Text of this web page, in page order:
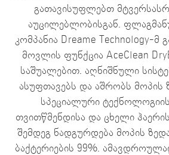
გათავისუფლებთ
აუცილებლობისგან.
კომპანია Dreame Technology-მ
მოვლის ფუნქცია AceClean
საშუალებით. აღნიშნული
ასუფთავებს და აშრობს
სპეციალური
თვითწმენდისა და ცხელი
შემდეგ ნადგურდება მოპის
ბაქტერიების 99%.